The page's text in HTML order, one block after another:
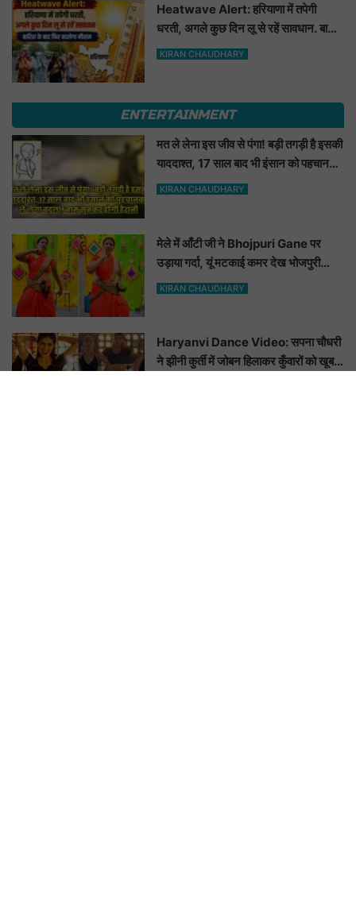
Heatwave Alert: हरियाणा में तपेगी
धरती, अगले कुछ दिन लू से रहें सावधान. बारिश
के बाद फिर बदलेगा मौसम
KIRAN CHAUDHARY
ENTERTAINMENT
मत ले लेना इस जीव से पंगा! बड़ी तगड़ी है इसकी
याददाश्त, 17 साल बाद भी इंसान को पहचानकर
ले लेगा बदला, नाम सुनकर होगी हैरानी...
KIRAN CHAUDHARY
मेले में आँटी जी ने Bhojpuri Gane पर
उड़ाया गर्दा, यूं मटकाई कमर देख भोजपुरी
हसीनाएं भी शरमाई a
KIRAN CHAUDHARY
Haryanvi Dance Video: सपना चौधरी
ने झीनी कुर्ती में जोबन हिलाकर कुँवारों को खूब